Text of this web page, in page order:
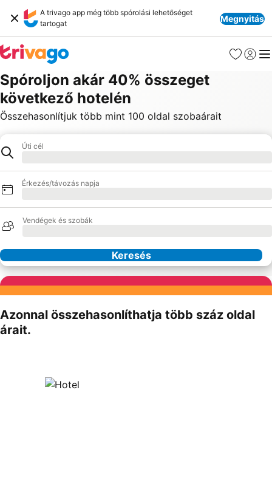
A trivago app még több spórolási lehetőséget
tartogat
Megnyitás
Kedvencek
Spóroljon akár 40% összeget
következő hotelén
Összehasonlítjuk több mint 100 oldal szobaárait
Hotel
Úti cél
Érkezés/távozás napja
Vendégek és szobák
Keresés
Partnereink
Azonnal összehasonlíthatja több száz oldal
árait.